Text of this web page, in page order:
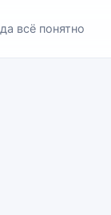
всё понятно